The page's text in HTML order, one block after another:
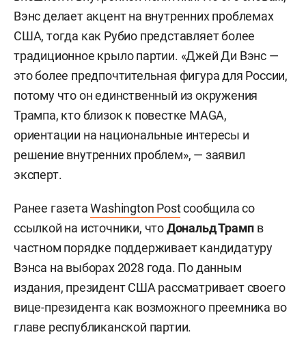
Вэнс делает акцент на внутренних проблемах
США, тогда как Рубио представляет более
традиционное крыло партии. «Джей Ди Вэнс —
это более предпочтительная фигура для России,
потому что он единственный из окружения
Трампа, кто близок к повестке MAGA,
ориентации на национальные интересы и
решение внутренних проблем», — заявил
эксперт.
Ранее газетаWashington Postсообщила со
ссылкой на источники, чтоДональд Трамп в
частном порядке поддерживает кандидатуру
Вэнса на выборах 2028 года. По данным
издания, президент США рассматривает своего
вице-президента как возможного преемника во
главе республиканской партии.